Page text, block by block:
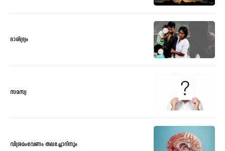
ദാരിദ്ര്യം
സമസ്യ
വിശ്രമംവേണം തലച്ചോറിനും